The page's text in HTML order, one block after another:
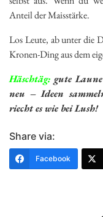
Anteil der Maisstärke.
Los Leute, ab unter die
Kronen-Ding aus dem
Häschtäg: gute
neu – Ideen
riecht es wie bei Lush!
Share via:
Facebook